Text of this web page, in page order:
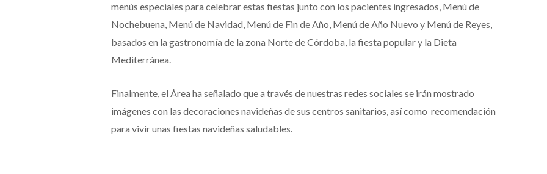
menús especiales para celebrar estas fiestas junto con los pacientes ingresados, Menú de
Nochebuena, Menú de Navidad, Menú de Fin de Año, Menú de Año Nuevo y Menú de Reyes,
basados en la gastronomía de la zona Norte de Córdoba, la fiesta popular y la Dieta
Mediterránea.
Finalmente, el Área ha señalado que a través de nuestras redes sociales se irán mostrado
imágenes con las decoraciones navideñas de sus centros sanitarios, así como recomendación
para vivir unas fiestas navideñas saludables.